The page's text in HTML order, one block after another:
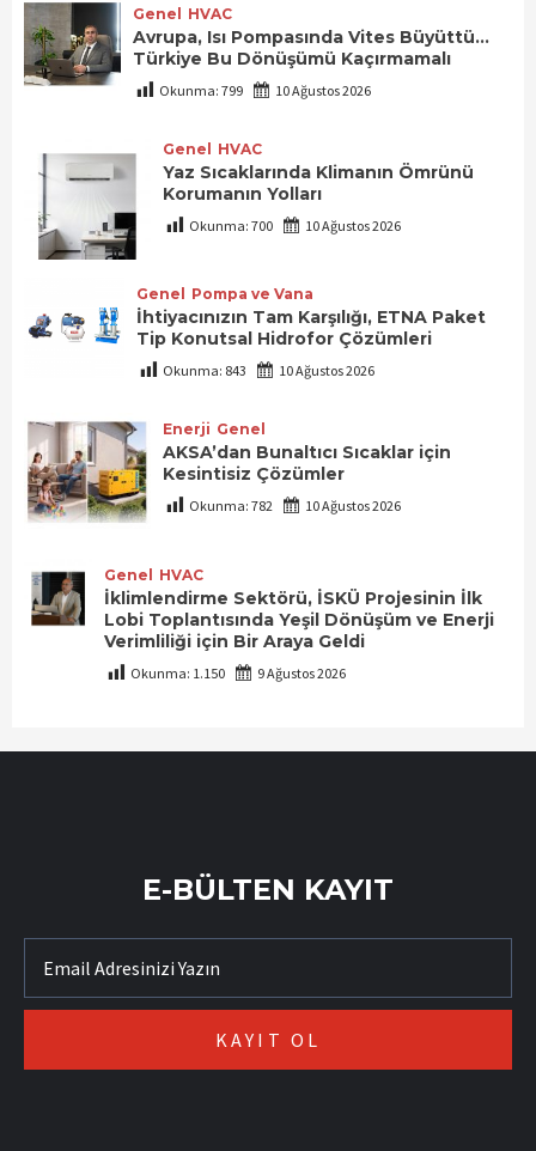
Genel HVAC
Avrupa, Isı Pompasında Vites Büyüttü…
Türkiye Bu Dönüşümü Kaçırmamalı
Okunma:799 10 Ağustos 2026
Genel HVAC
Yaz Sıcaklarında Klimanın Ömrünü
Korumanın Yolları
Okunma:700 10 Ağustos 2026
Genel Pompa ve Vana
İhtiyacınızın Tam Karşılığı, ETNA Paket
Tip Konutsal Hidrofor Çözümleri
Okunma: 843 10 Ağustos 2026
Enerji Genel
AKSA’dan Bunaltıcı Sıcaklar için
Kesintisiz Çözümler
Okunma:782 10 Ağustos 2026
Genel HVAC
İklimlendirme Sektörü, İSKÜ Projesinin İlk
Lobi Toplantısında Yeşil Dönüşüm ve Enerji
Verimliliği için Bir Araya Geldi
Okunma: 1.150 9 Ağustos 2026
E-BÜLTEN KAYIT